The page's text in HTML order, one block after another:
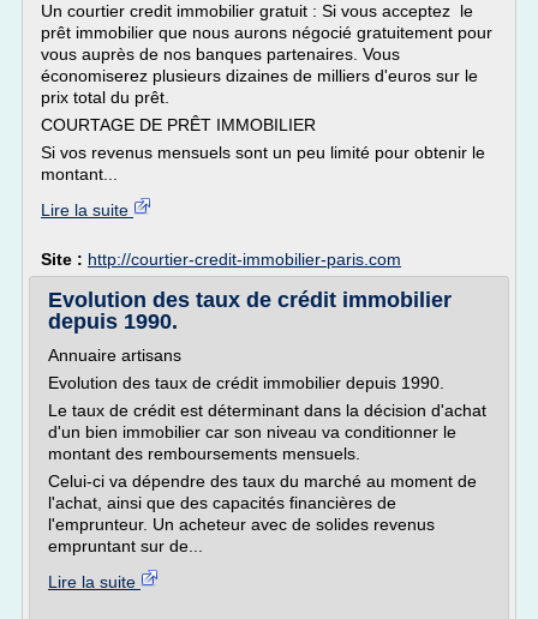
Un courtier credit immobilier gratuit : Si vous acceptez le
prêt immobilier que nous aurons négocié gratuitement pour
vous auprès de nos banques partenaires. Vous
économiserez plusieurs dizaines de milliers d'euros sur le
prix total du prêt.
COURTAGE DE PRÊT IMMOBILIER
Si vos revenus mensuels sont un peu limité pour obtenir le
montant...
Lire la suite
Site : http://courtier-credit-immobilier-paris.com
Evolution des taux de crédit immobilier
depuis 1990.
Annuaire artisans
Evolution des taux de crédit immobilier depuis 1990.
Le taux de crédit est déterminant dans la décision d'achat
d'un bien immobilier car son niveau va conditionner le
montant des remboursements mensuels.
Celui-ci va dépendre des taux du marché au moment de
l'achat, ainsi que des capacités financières de
l'emprunteur. Un acheteur avec de solides revenus
empruntant sur de...
Lire la suite